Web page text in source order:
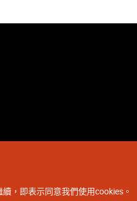
，即表示同意我們使用cookies。